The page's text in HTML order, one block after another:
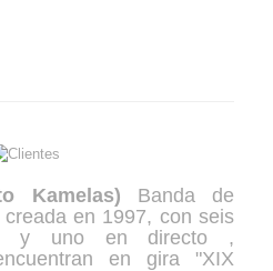
Kamelas) Banda de
en 1997, con seis
y uno en directo ,
en gira "XIX